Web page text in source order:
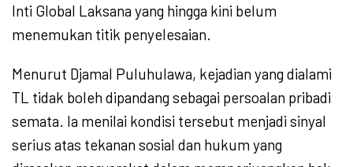
Inti Global Laksana yang hingga kini belum
menemukan titik penyelesaian.
Menurut Djamal Puluhulawa, kejadian yang dialami
TL tidak boleh dipandang sebagai persoalan pribadi
semata. Ia menilai kondisi tersebut menjadi sinyal
serius atas tekanan sosial dan hukum yang